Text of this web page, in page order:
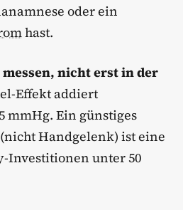
oder ein
hast.
nicht erst in der
Effekt addiert
mmHg. Ein günstiges
Handgelenk) ist eine
Investitionen unter 50